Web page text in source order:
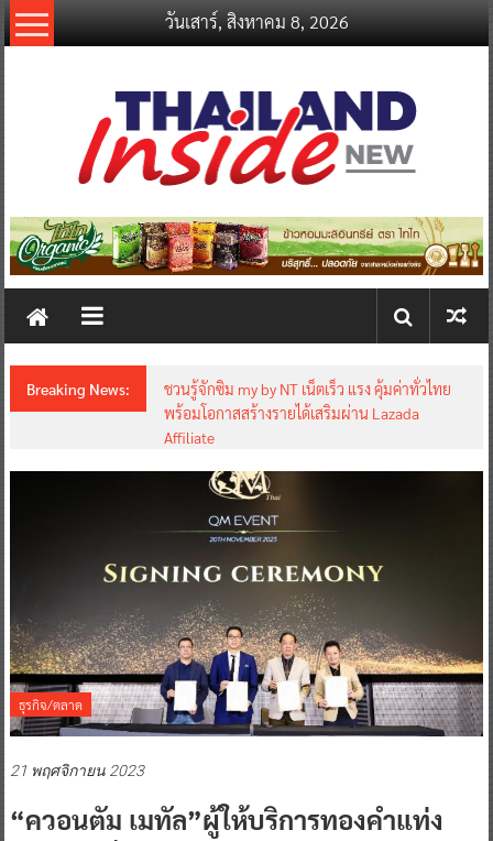
Skip
to
วันเสาร์, สิงหาคม 8, 2026
thailandinsidenew.com
Thailand
New
Breaking News:
ชวนรู้จักซิม my by NT เน็ตเร็ว แรง คุ้มค่าทั่วไทย
พร้อมโอกาสสร้างรายได้เสริมผ่าน Lazada
Affiliate
ธุรกิจ/ตลาด
21 พฤศจิกายน 2023
“ควอนตัม เมทัล”ผู้ให้บริการทองคำแท่ง